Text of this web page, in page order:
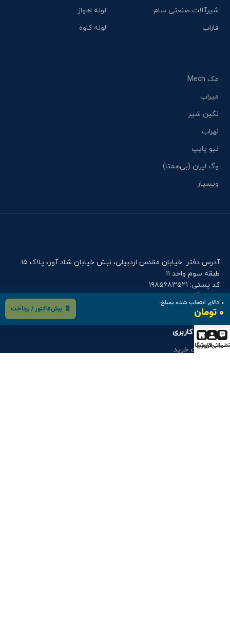
۰ کالای انتخاب شده بمبلغ:
۰ تومان 🧾 پیش‌فاکتور / پرداخت
شیرآلات صنعتی سام
فاراب
لوله اهواز
لوله کاوه
مک Mech
میراب
نگین شیر
نهراب
نیو پایپ
وگ ایران (بی‌همتا)
ویسپار
آدرس دفتر: خیابان مقدس اردبیلی، نبش خیابان شاد آور، پلاک ۱۵
طبقه سوم واحد ۱۱
کد پستی: ۱۹۸۵۶۸۳۵۲۱
تلفن وگ کالا: ۲۶۳۷۳۲۶۲-۰۲۱ , ۲۶۳۷۳۲۶۴-۰۲۱
موبایل دفتر وگ کالا: ۰۹۰۰۱۲۲۷۹۱۴
فرم های کاربری
درخواست خرید
حساب کاربری
فروشگاه